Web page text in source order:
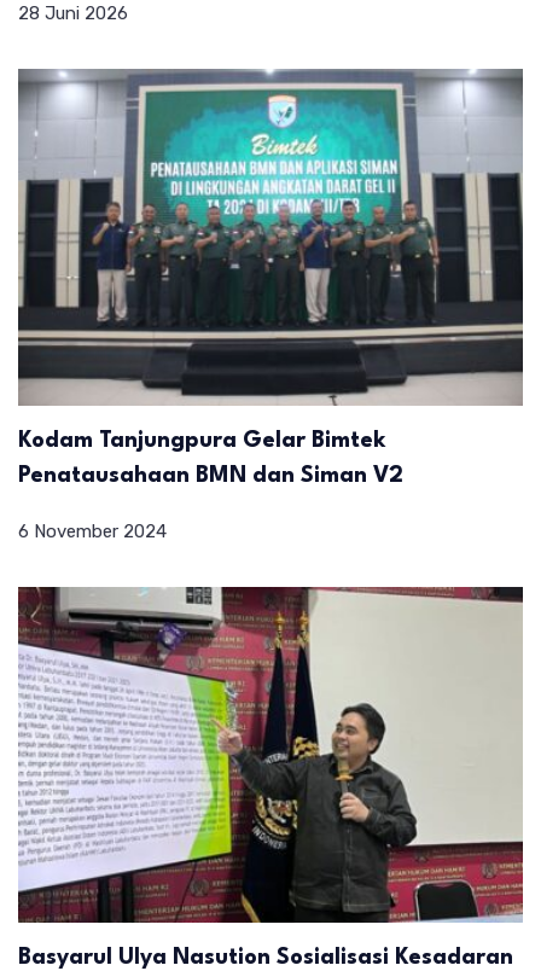
28 Juni 2026
Kodam Tanjungpura Gelar Bimtek
Penatausahaan BMN dan Siman V2
6 November 2024
Basyarul Ulya Nasution Sosialisasi Kesadaran